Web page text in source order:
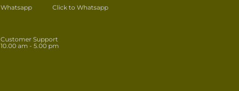
Whatsapp
Click to Whatsapp
Customer Support
10.00 am - 5.00 pm